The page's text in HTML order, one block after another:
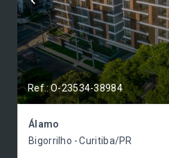
Ref.: O-23534-38984
Álamo
Bigorrilho - Curitiba/PR